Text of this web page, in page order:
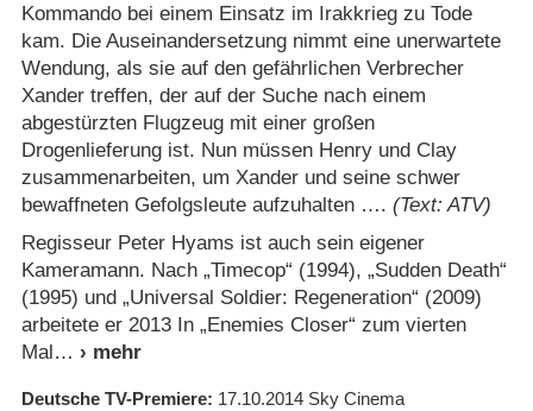
Kommando bei einem Einsatz im Irakkrieg zu Tode
kam. Die Auseinandersetzung nimmt eine unerwartete
Wendung, als sie auf den gefährlichen Verbrecher
Xander treffen, der auf der Suche nach einem
abgestürzten Flugzeug mit einer großen
Drogenlieferung ist. Nun müssen Henry und Clay
zusammenarbeiten, um Xander und seine schwer
bewaffneten Gefolgsleute aufzuhalten …. (Text: ATV)
Regisseur Peter Hyams ist auch sein eigener
Kameramann. Nach „Timecop“ (1994), „Sudden Death“
(1995) und „Universal Soldier: Regeneration“ (2009)
arbeitete er 2013 In „Enemies Closer“ zum vierten
Mal
Deutsche TV-Premiere 17.10.2014 Sky Cinema